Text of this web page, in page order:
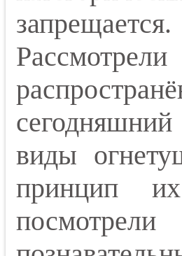
запрещается.
виды
принцип
посмотрели